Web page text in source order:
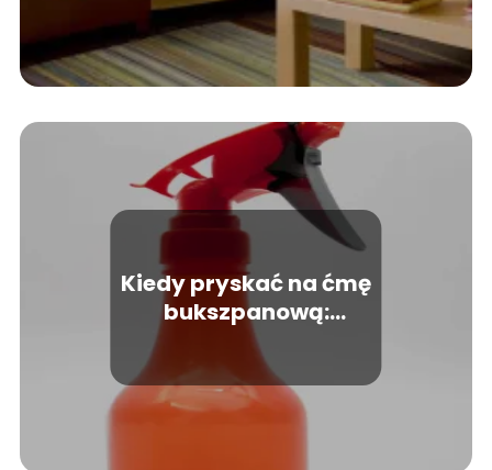
Kiedy pryskać na ćmę
bukszpanową:
skuteczne metody i
optymalny czas